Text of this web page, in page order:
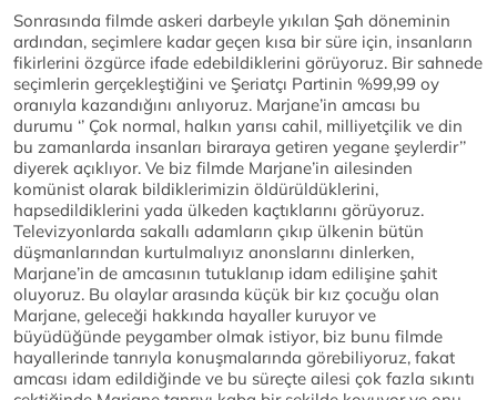
Sonrasında filmde askeri darbeyle yıkılan Şah döneminin
ardından, seçimlere kadar geçen kısa bir süre için, insanların
fikirlerini özgürce ifade edebildiklerini görüyoruz. Bir sahnede
seçimlerin gerçekleştiğini ve Şeriatçı Partinin %99,99 oy
oranıyla kazandığını anlıyoruz. Marjane’in amcası bu
durumu ‘’ Çok normal, halkın yarısı cahil, milliyetçilik ve din
bu zamanlarda insanları biraraya getiren yegane şeylerdir’’
diyerek açıklıyor. Ve biz filmde Marjane’in ailesinden
komünist olarak bildiklerimizin öldürüldüklerini,
hapsedildiklerini yada ülkeden kaçtıklarını görüyoruz.
Televizyonlarda sakallı adamların çıkıp ülkenin bütün
düşmanlarından kurtulmalıyız anonslarını dinlerken,
Marjane’in de amcasının tutuklanıp idam edilişine şahit
oluyoruz. Bu olaylar arasında küçük bir kız çocuğu olan
Marjane, geleceği hakkında hayaller kuruyor ve
büyüdüğünde peygamber olmak istiyor, biz bunu filmde
hayallerinde tanrıyla konuşmalarında görebiliyoruz, fakat
amcası idam edildiğinde ve bu süreçte ailesi çok fazla sıkıntı